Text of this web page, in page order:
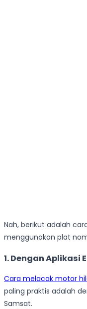
Nah, berikut adalah
menggunakan plat
1. Dengan Aplikasi
Cara melacak motor
paling praktis adalah
Samsat.